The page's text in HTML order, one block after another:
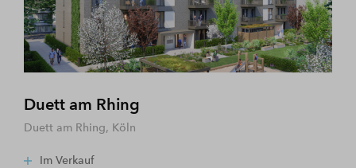
Duett am Rhing
Duett am Rhing, Köln
Im Verkauf